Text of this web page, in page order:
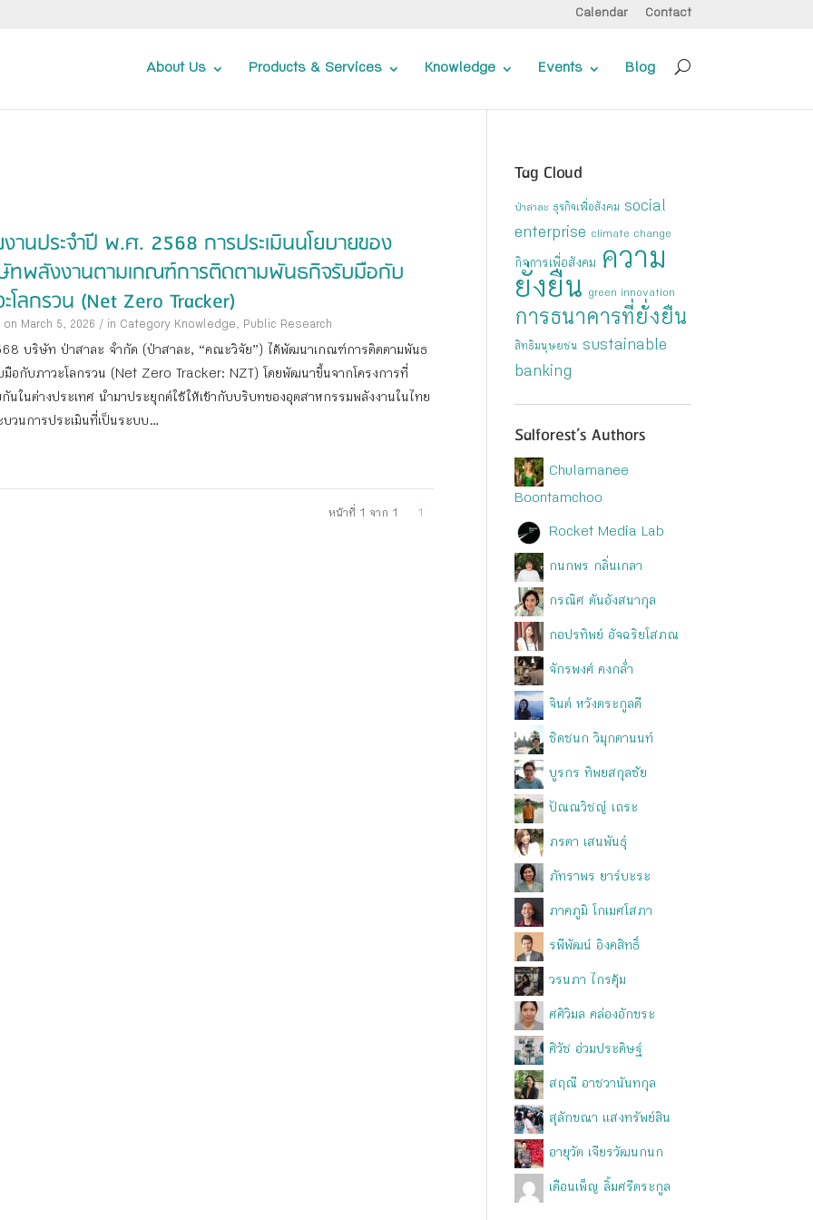
Calendar Contact
About Us Products & Services Knowledge Events Blog
านประจำปี พ.ศ. 2568 การประเมินนโยบายของ
ทพลังงานตามเกณฑ์การติดตามพันธกิจรับมือกับ
โลกรวน (Net Zero Tracker)
March 5, 2026 / in Category Knowledge, Public Research
บริษัท ป่าสาละ จํากัด (ป่าสาละ, “คณะวิจัย”) ได้พัฒนาเกณฑ์การติดตามพันธ
มือกับภาวะโลกรวน (Net Zero Tracker: NZT) โดยพัฒนาขึ้นจากโครงการที่
นในต่างประเทศ นํามาประยุกต์ใช้ให้เข้ากับบริบทของอุตสาหกรรมพลังงานในไทย
บวนการประเมินที่เป็นระบบ...
หน้าที่ 1 จาก 1 1
Tag Cloud
ป่าสาละ ธุรกิจเพื่อสังคม social
enterprise climate change
กิจการเพื่อสังคม
ความ
ยั่งยืน
green innovation
การธนาคารที่ยั่งยืน
สิทธิมนุษยชน sustainable
banking
Salforest’s Authors
Chulamanee
Boontamchoo
Rocket Media Lab
กนกพร กลิ่นเกลา
กรณิศ ตันอังสนากุล
กอปรทิพย์ อัจฉริยโสภณ
จักรพงศ์ คงกล่ำ
จินต์ หวังตระกูลดี
ชิดชนก วิมุกตานนท์
บูรกร ทิพยสกุลชัย
ปัณณวิชญ์ เถระ
ภรตา เสนพันธุ์
ภัทราพร ยาร์บะระ
ภาคภูมิ โกเมศโสภา
รพีพัฒน์ อิงคสิทธิ์
วรนภา ไกรคุ้ม
ศศิวิมล คล่องอักขระ
ศิวัช อ่วมประดิษฐ์
สฤณี อาชวานันทกุล
สุลักขณา แสงทรัพย์สิน
อายุวัต เจียรวัฒนกนก
เดือนเพ็ญ ลิ้มศรีตระกูล